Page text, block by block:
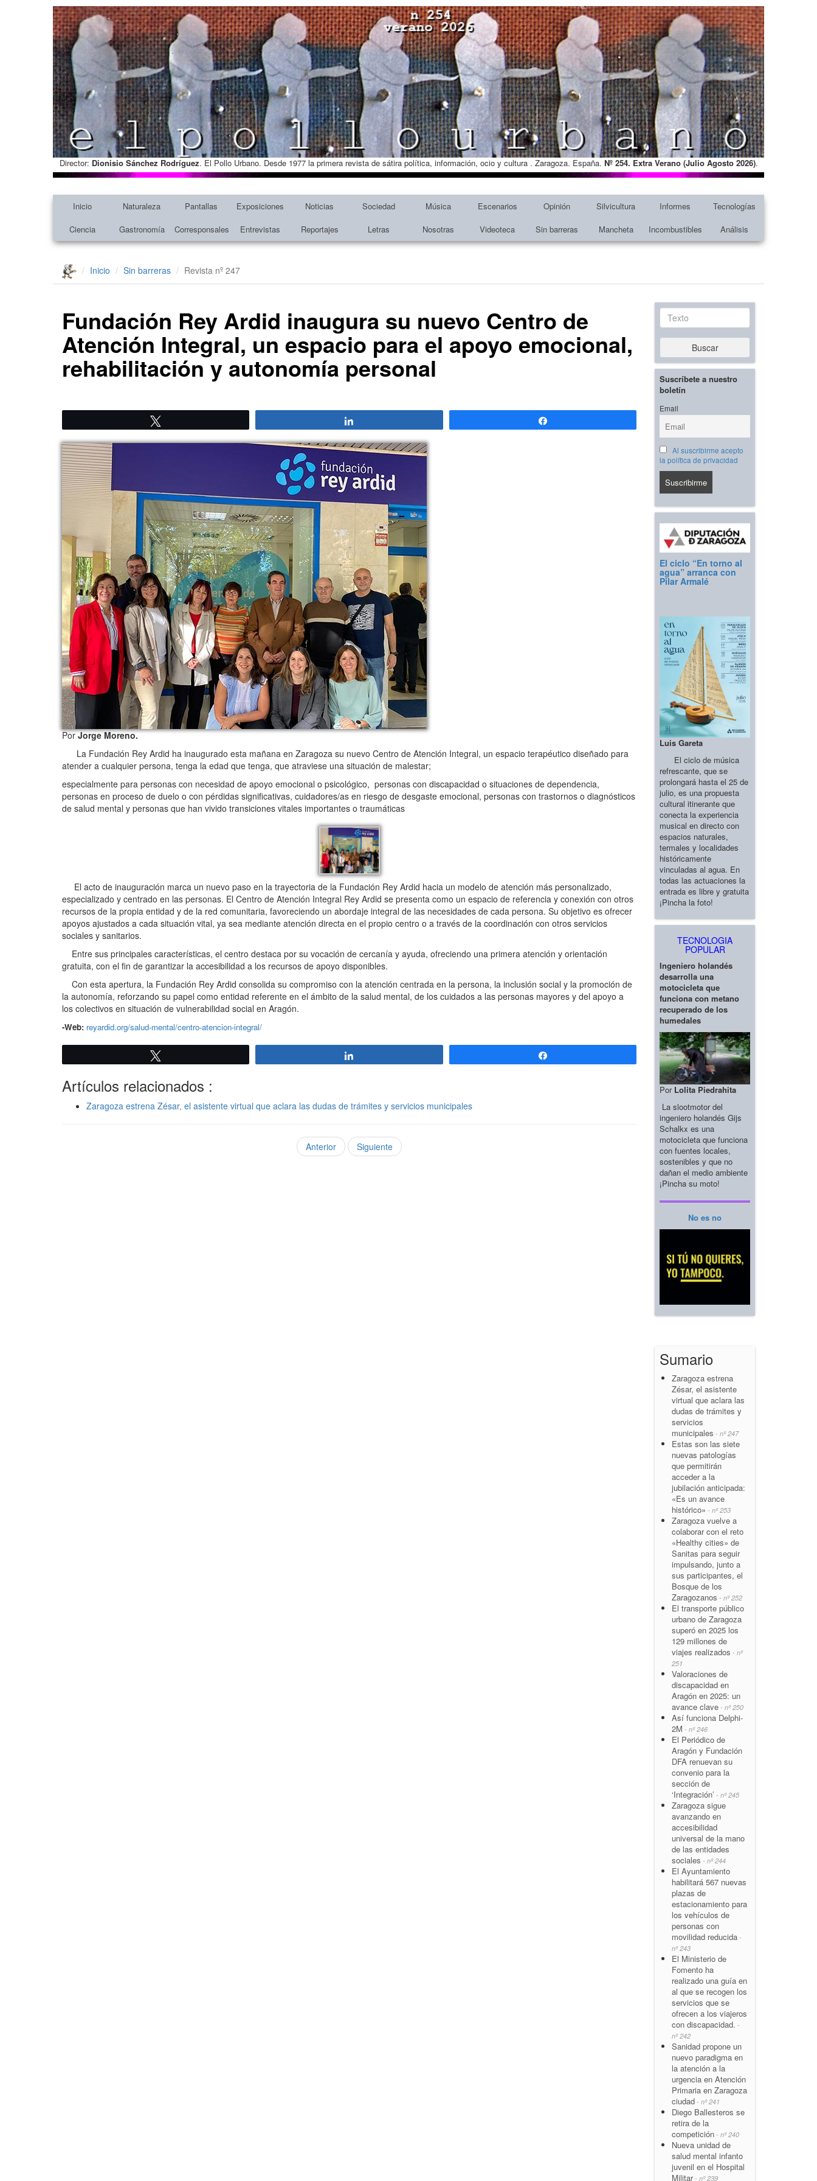
Director: Dionisio Sánchez Rodríguez. El Pollo Urbano. Desde 1977 la primera revista de sátira política, información, ocio y cultura . Zaragoza. España. Nº 254. Extra Verano (Julio Agosto 2026).
Inicio Naturaleza Pantallas Exposiciones Noticias Sociedad Música Escenarios Opinión Silvicultura Informes
Tecnologías
Ciencia
Gastronomía Corresponsales Entrevistas Reportajes Letras Nosotras Videoteca Sin barreras Mancheta Incombustibles Análisis
Inicio Sin barreras Revista nº 247
Fundación Rey Ardid inaugura su nuevo Centro de
Atención Integral, un espacio para el apoyo emocional,
rehabilitación y autonomía personal
PorJorge Moreno.
La Fundación Rey Ardid ha inaugurado esta mañana en Zaragoza su nuevo Centro de Atención Integral, un espacio terapéutico diseñado para
atender a cualquier persona, tenga la edad que tenga, que atraviese una situación de malestar;
especialmente para personas con necesidad de apoyo emocional o psicológico, personas con discapacidad o situaciones de dependencia,
personas en proceso de duelo o con pérdidas significativas, cuidadores/as en riesgo de desgaste emocional, personas con trastornos o diagnósticos
de salud mental y personas que han vivido transiciones vitales importantes o traumáticas
El acto de inauguración marca un nuevo paso en la trayectoria de la Fundación Rey Ardid hacia un modelo de atención más personalizado,
especializado y centrado en las personas. El Centro de Atención Integral Rey Ardid se presenta como un espacio de referencia y conexión con otros
recursos de la propia entidad y de la red comunitaria, favoreciendo un abordaje integral de las necesidades de cada persona. Su objetivo es ofrecer
apoyos ajustados a cada situación vital, ya sea mediante atención directa en el propio centro o a través de la coordinación con otros servicios
sociales y sanitarios.
Entre sus principales características, el centro destaca por su vocación de cercanía y ayuda, ofreciendo una primera atención y orientación
gratuita, con el fin de garantizar la accesibilidad a los recursos de apoyo disponibles.
Con esta apertura, la Fundación Rey Ardid consolida su compromiso con la atención centrada en la persona, la inclusión social y la promoción de
la autonomía, reforzando su papel como entidad referente en el ámbito de la salud mental, de los cuidados a las personas mayores y del apoyo a
los colectivos en situación de vulnerabilidad social en Aragón.
-Web: reyardid.org/salud-mental/centro-atencion-integral/
Artículos relacionados :
Zaragoza estrena Zésar, el asistente virtual que aclara las dudas de trámites y servicios municipales
Anterior Siguiente
Texto
Buscar
Suscríbete a nuestro
boletín
Email
Al suscribirme acepto
la política de privacidad
El ciclo “En torno al
agua” arranca con
Pilar Armalé
Luis Gareta
El ciclo de música
refrescante, que se
prolongará hasta el 25 de
julio, es una propuesta
cultural itinerante que
conecta la experiencia
musical en directo con
espacios naturales,
termales y localidades
históricamente
vinculadas al agua. En
todas las actuaciones la
entrada es libre y gratuita
¡Pincha la foto!
TECNOLOGIA
POPULAR
Ingeniero holandés
desarrolla una
motocicleta que
funciona con metano
recuperado de los
humedales
Por Lolita Piedrahita
La slootmotor del
ingeniero holandés Gijs
Schalkx es una
motocicleta que funciona
con fuentes locales,
sostenibles y que no
dañan el medio ambiente
¡Pincha su moto!
No es no
Sumario
Zaragoza estrena
Zésar, el asistente
virtual que aclara las
dudas de trámites y
servicios
municipales - nº 247
Estas son las siete
nuevas patologías
que permitirán
acceder a la
jubilación anticipada:
«Es un avance
histórico» - nº 253
Zaragoza vuelve a
colaborar con el reto
«Healthy cities» de
Sanitas para seguir
impulsando, junto a
sus participantes, el
Bosque de los
Zaragozanos - nº 252
El transporte público
urbano de Zaragoza
superó en 2025 los
129 millones de
viajes realizados - nº
251
Valoraciones de
discapacidad en
Aragón en 2025: un
avance clave - nº 250
Así funciona Delphi-
2M - nº 246
El Periódico de
Aragón y Fundación
DFA renuevan su
convenio para la
sección de
‘Integración’ - nº 245
Zaragoza sigue
avanzando en
accesibilidad
universal de la mano
de las entidades
sociales - nº 244
El Ayuntamiento
habilitará 567 nuevas
plazas de
estacionamiento para
los vehículos de
personas con
movilidad reducida -
nº 243
El Ministerio de
Fomento ha
realizado una guía en
al que se recogen los
servicios que se
ofrecen a los viajeros
con discapacidad. -
nº 242
Sanidad propone un
nuevo paradigma en
la atención a la
urgencia en Atención
Primaria en Zaragoza
ciudad - nº 241
Diego Ballesteros se
retira de la
competición - nº 240
Nueva unidad de
salud mental infanto
juvenil en el Hospital
Militar- nº 239